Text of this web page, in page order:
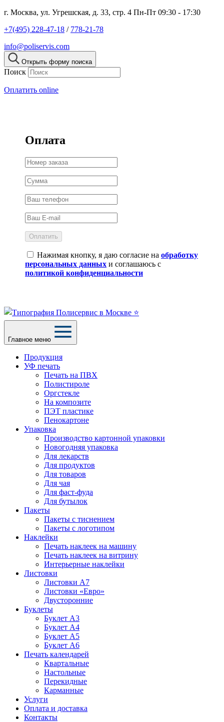
г. Москва, ул. Угрешская, д. 33, стр. 4 Пн-Пт 09:30 - 17:30
+7(495) 228-47-18 / 778-21-78
info@poliservis.com
Открыть форму поиска
Поиск
Оплатить online
Оплата
Оплатить
Нажимая кнопку, я даю согласие на обработку
персональных данных и соглашаюсь с
политикой конфиденциальности
Главное меню
Продукция
УФ печать
Печать на ПВХ
Полистироле
Оргстекле
На композите
ПЭТ пластике
Пенокартоне
Упаковка
Производство картонной упаковки
Новогодняя упаковка
Для лекарств
Для продуктов
Для товаров
Для чая
Для фаст-фуда
Для бутылок
Пакеты
Пакеты с тиснением
Пакеты с логотипом
Наклейки
Печать наклеек на машину
Печать наклеек на витрину
Интерьерные наклейки
Листовки
Листовки А7
Листовки «Евро»
Двусторонние
Буклеты
Буклет А3
Буклет А4
Буклет А5
Буклет А6
Печать календарей
Квартальные
Настольные
Перекидные
Карманные
Услуги
Оплата и доставка
Контакты